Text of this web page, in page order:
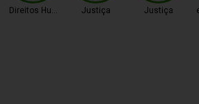
Direitos Humanos Justiça Justiça